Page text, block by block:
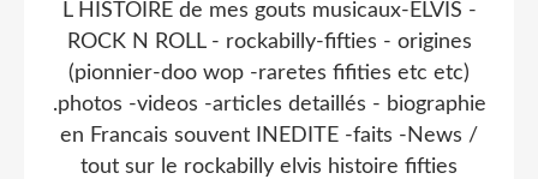
L HISTOIRE de mes gouts musicaux-ELVIS -
ROCK N ROLL - rockabilly-fifties - origines
(pionnier-doo wop -raretes fifities etc etc)
.photos -videos -articles detaillés - biographie
en Francais souvent INEDITE -faits -News /
tout sur le rockabilly elvis histoire fifties